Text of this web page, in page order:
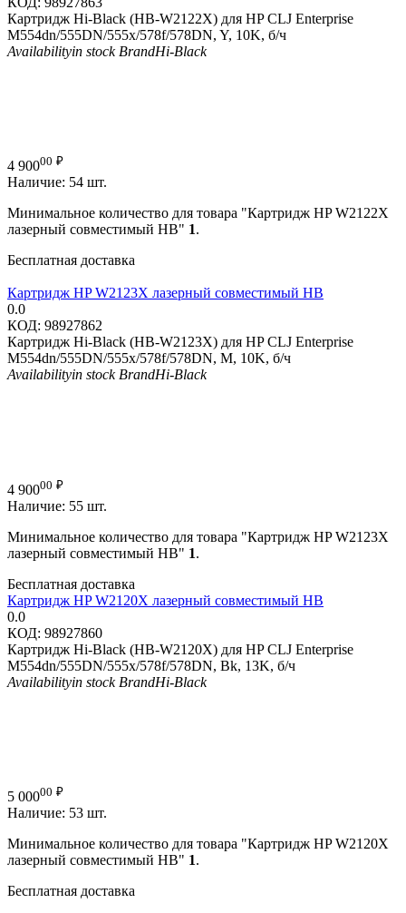
Картридж Hi-Black (HB-W2122X) для HP CLJ Enterprise
M554dn/555DN/555x/578f/578DN, Y, 10K, б/ч
Availabilityin stock BrandHi-Black
4 90000 ₽
Наличие: 54 шт.
Минимальное количество для товара "Картридж HP W2122X
лазерный совместимый HB" 1.
Бесплатная доставка
Картридж HP W2123X лазерный совместимый HB
0.0
КОД: 98927862
Картридж Hi-Black (HB-W2123X) для HP CLJ Enterprise
M554dn/555DN/555x/578f/578DN, M, 10K, б/ч
Availabilityin stock BrandHi-Black
4 90000 ₽
Наличие: 55 шт.
Минимальное количество для товара "Картридж HP W2123X
лазерный совместимый HB" 1.
Бесплатная доставка
Картридж HP W2120X лазерный совместимый HB
0.0
КОД: 98927860
Картридж Hi-Black (HB-W2120X) для HP CLJ Enterprise
M554dn/555DN/555x/578f/578DN, Bk, 13K, б/ч
Availabilityin stock BrandHi-Black
5 00000 ₽
Наличие: 53 шт.
Минимальное количество для товара "Картридж HP W2120X
лазерный совместимый HB" 1.
Бесплатная доставка